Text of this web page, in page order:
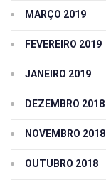
MARÇO 2019
FEVEREIRO 2019
JANEIRO 2019
DEZEMBRO 2018
NOVEMBRO 2018
OUTUBRO 2018